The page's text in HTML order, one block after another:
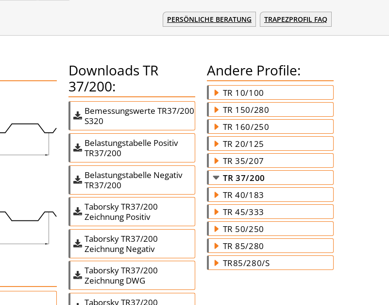
TRAPEZPROFIL FAQ
PERSÖNLICHE BERATUNG
Downloads TR
37/200:
Bemessungswerte TR37/200
S320
Belastungstabelle Positiv
TR37/200
Belastungstabelle Negativ
TR37/200
Taborsky TR37/200
Zeichnung Positiv
Taborsky TR37/200
Zeichnung Negativ
Taborsky TR37/200
Zeichnung DWG
Taborsky TR37/200
Andere Profile:
TR 10/100
TR 150/280
TR 160/250
TR 20/125
TR 35/207
TR 37/200
TR 40/183
TR 45/333
TR 50/250
TR 85/280
TR85/280/S